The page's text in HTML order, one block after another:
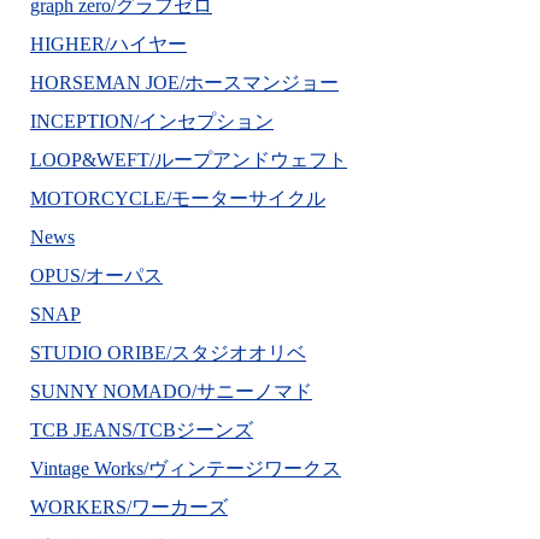
graph zero/グラフゼロ
HIGHER/ハイヤー
HORSEMAN JOE/ホースマンジョー
INCEPTION/インセプション
LOOP&WEFT/ループアンドウェフト
MOTORCYCLE/モーターサイクル
News
OPUS/オーパス
SNAP
STUDIO ORIBE/スタジオオリベ
SUNNY NOMADO/サニーノマド
TCB JEANS/TCBジーンズ
Vintage Works/ヴィンテージワークス
WORKERS/ワーカーズ